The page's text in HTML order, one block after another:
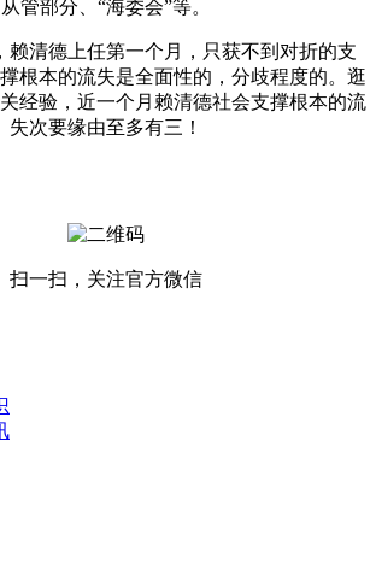
从管部分、“海委会”等。
清德上任第一个月，只获不到对折的支
根本的流失是全面性的，分歧程度的。逛
经验，近一个月赖清德社会支撑根本的流
失次要缘由至多有三！
扫一扫，关注官方微信